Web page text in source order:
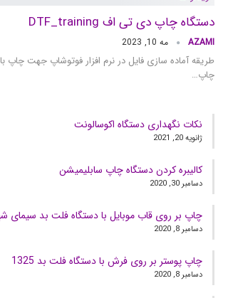
دستگاه چاپ دی تی اف DTF_training
AZAMI مه 10, 2023
طریقه آماده سازی فایل در نرم افزار فوتوشاپ جهت چاپ
چاپ…
نکات نگهداری دستگاه اکوسالونت
ژانویه 20, 2021
کالیبره کردن دستگاه چاپ سابلیمیشن
دسامبر 30, 2020
چاپ بر روی قاب موبایل با دستگاه فلت بد سیمای
دسامبر 8, 2020
چاپ پوستر بر روی فرش با دستگاه فلت بد 1325
دسامبر 8, 2020